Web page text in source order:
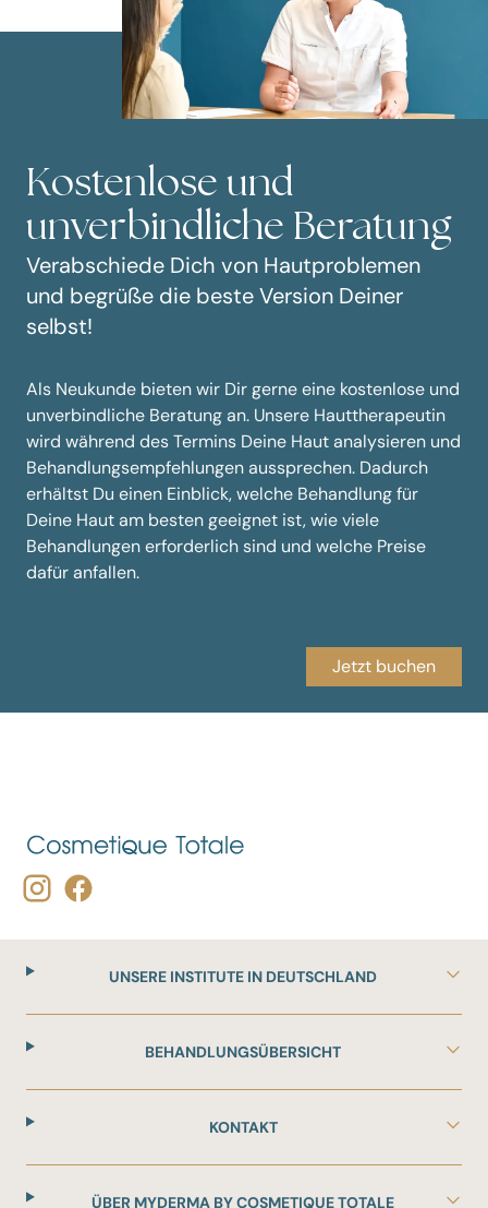
Kostenlose und
unverbindliche Beratung
Verabschiede Dich von Hautproblemen
und begrüße die beste Version Deiner
selbst!
Als Neukunde bieten wir Dir gerne eine kostenlose und
unverbindliche Beratung an. Unsere Hauttherapeutin
wird während des Termins Deine Haut analysieren und
Behandlungsempfehlungen aussprechen. Dadurch
erhältst Du einen Einblick, welche Behandlung für
Deine Haut am besten geeignet ist, wie viele
Behandlungen erforderlich sind und welche Preise
dafür anfallen.
Jetzt buchen
UNSERE INSTITUTE IN DEUTSCHLAND
BEHANDLUNGSÜBERSICHT
KONTAKT
ÜBER MYDERMA BY COSMETIQUE TOTALE